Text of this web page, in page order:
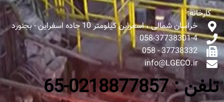
کارخانه:
خراسان شمالی ، اسفراین کیلومتر 10 جاده اسفراین - بجنورد
058-37738301-4
37738332 - 058
info@LGECO.ir
تلفن : 0218877857-65